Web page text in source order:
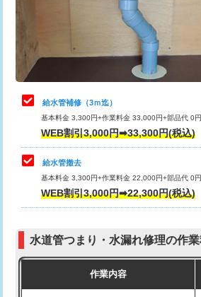
排水管工事（排水管工事/3ｍまで）
排水管工事（追加 排水管工事/3ｍ超
マス交換（土の掘削・埋め戻し作業）
マス交換（深さ50㎝未満）
マス交換（深さ50㎝以上）
コンクリート斫り（厚さ10㎝まで）
モルタル補修（厚さ10㎝超え）
止水・漏水調査・防水処理・清掃・修
理・調整・分解・加工など（軽作業）
止水・漏水調査・防水処理・清掃・修
理・調整・分解・加工など（中作業）
止水・漏水調査・防水処理・清掃・修
理・調整・分解・加工など（重作業）
その他部品の脱着
交換・取付（タンク）
式）)
式・ワンホール）)
給水管補修（3ｍ迄）
基本料金 3,300円+作業料金 33,000円+部品代 0
WEB割引3,000円➡33,300円(税込)
給水管撤去
基本料金 3,300円+作業料金 22,000円+部品代 0
WEB割引3,000円➡22,300円(税込)
水道管つまり・水漏れ修理の作
作業内容